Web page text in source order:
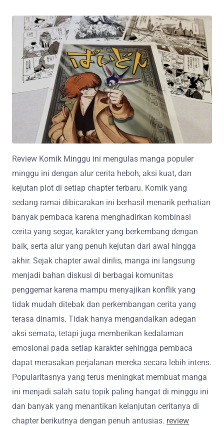
Review Komik Minggu ini mengulas manga populer
minggu ini dengan alur cerita heboh, aksi kuat, dan
kejutan plot di setiap chapter terbaru. Komik yang
sedang ramai dibicarakan ini berhasil menarik perhatian
banyak pembaca karena menghadirkan kombinasi
cerita yang segar, karakter yang berkembang dengan
baik, serta alur yang penuh kejutan dari awal hingga
akhir. Sejak chapter awal dirilis, manga ini langsung
menjadi bahan diskusi di berbagai komunitas
penggemar karena mampu menyajikan konflik yang
tidak mudah ditebak dan perkembangan cerita yang
terasa dinamis. Tidak hanya mengandalkan adegan
aksi semata, tetapi juga memberikan kedalaman
emosional pada setiap karakter sehingga pembaca
dapat merasakan perjalanan mereka secara lebih intens.
Popularitasnya yang terus meningkat membuat manga
ini menjadi salah satu topik paling hangat di minggu ini
dan banyak yang menantikan kelanjutan ceritanya di
chapter berikutnya dengan penuh antusias. review